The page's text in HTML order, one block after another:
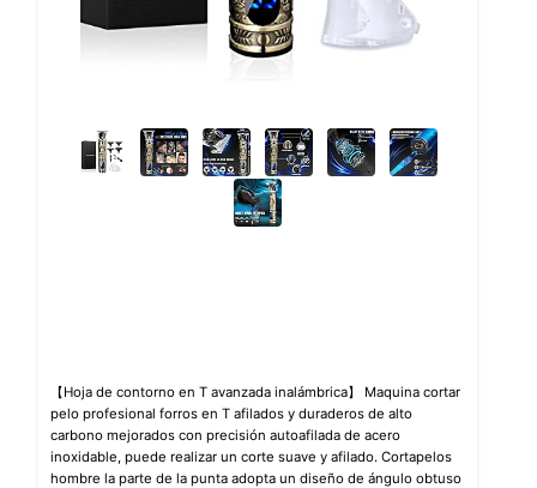
【Hoja de contorno en T avanzada inalámbrica】 Maquina cortar
pelo profesional forros en T afilados y duraderos de alto
carbono mejorados con precisión autoafilada de acero
inoxidable, puede realizar un corte suave y afilado. Cortapelos
hombre la parte de la punta adopta un diseño de ángulo obtuso